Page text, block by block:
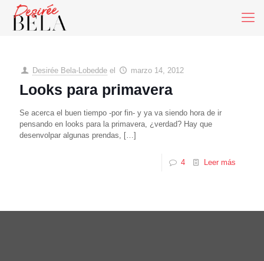
Desirée Bela-Lobedde el marzo 14, 2012
Looks para primavera
Se acerca el buen tiempo -por fin- y ya va siendo hora de ir
pensando en looks para la primavera, ¿verdad? Hay que
desenvolpar algunas prendas, […]
4 Leer más